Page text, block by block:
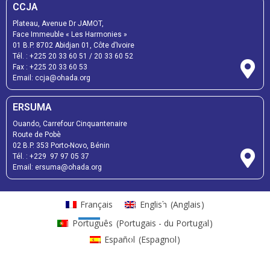
CCJA
Plateau, Avenue Dr JAMOT,
Face Immeuble « Les Harmonies »
01 B.P. 8702 Abidjan 01, Côte d’Ivoire
Tél. : +225 20 33 60 51 / 20 33 60 52
Fax : +225 20 33 60 53
Email: ccja@ohada.org
ERSUMA
Ouando, Carrefour Cinquantenaire
Route de Pobè
02 B.P. 353 Porto-Novo, Bénin
Tél. : +229 97 97 05 37
Email: ersuma@ohada.org
Français English (Anglais)
Português (Portugais - du Portugal)
Español (Espagnol)